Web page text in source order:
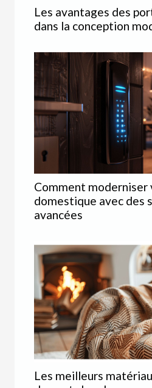
Les avantages des
dans la conception
Comment
domestique avec des
avancées
Les meilleurs